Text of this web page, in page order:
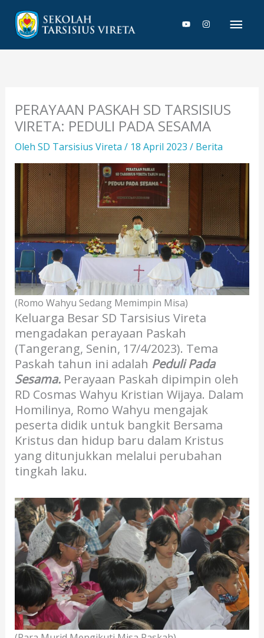
konten
PERAYAAN PASKAH SD TARSISIUS
VIRETA: PEDULI PADA SESAMA
Oleh SD Tarsisius Vireta / 18 April 2023 / Berita
(Romo Wahyu Sedang Memimpin Misa)
Keluarga Besar SD Tarsisius Vireta
mengadakan perayaan Paskah
(Tangerang, Senin, 17/4/2023). Tema
Paskah tahun ini adalah Peduli Pada
Sesama. Perayaan Paskah dipimpin oleh
RD Cosmas Wahyu Kristian Wijaya. Dalam
Homilinya, Romo Wahyu mengajak
peserta didik untuk bangkit Bersama
Kristus dan hidup baru dalam Kristus
yang ditunjukkan melalui perubahan
tingkah laku.